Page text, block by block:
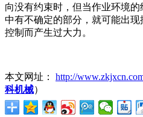
向没有约束时，但当作业环境
中有不确定的部分，就可能出
控制而产生过大力。
本文网址： http://
科机械）